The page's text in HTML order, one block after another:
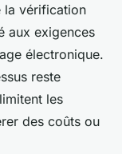
la vérification
aux exigences
électronique.
reste
les
des coûts ou